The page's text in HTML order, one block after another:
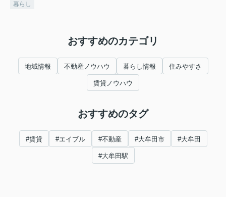
暮らし
おすすめのカテゴリ
地域情報 不動産ノウハウ 暮らし情報 住みやすさ
賃貸ノウハウ
おすすめのタグ
#賃貸 #エイブル #不動産 #大牟田市 #大牟田
#大牟田駅